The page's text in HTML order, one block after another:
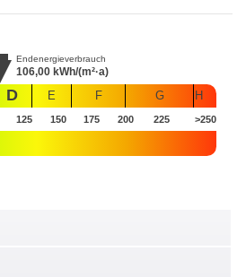
Endenergieverbrauch
106,00 kWh/(m²·a)
D E F G H
125 150 175 200 225 >250